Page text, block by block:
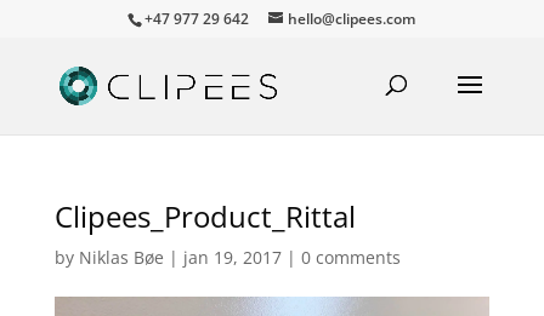
+47 977 29 642 hello@clipees.com
Clipees_Product_Rittal
by Niklas Bøe | jan 19, 2017| 0 comments